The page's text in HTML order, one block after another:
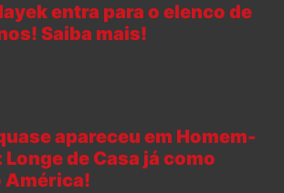
entra para o elenco de
Saiba mais!
apareceu em Homem-
de Casa já como
América!